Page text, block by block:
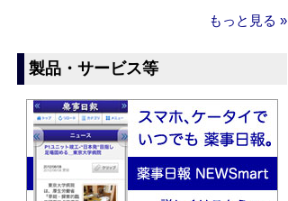
もっと見る »
製品・サービス等